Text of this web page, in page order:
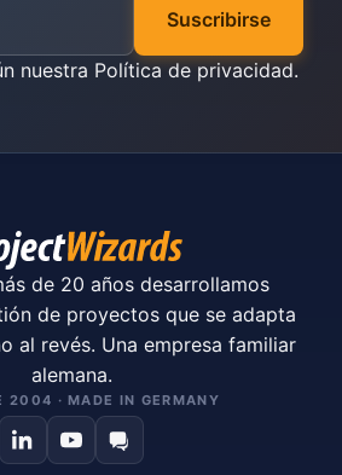
Suscribirse
nuestra Política de privacidad.
de 20 años desarrollamos
de proyectos que se adapta
al revés. Una empresa familiar
alemana.
2004 · MADE IN GERMANY